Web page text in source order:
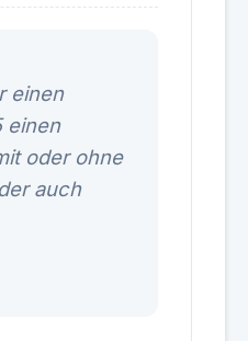
einen
einen
oder ohne
auch